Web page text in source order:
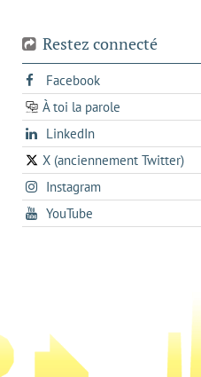
Restez connecté
Facebooks'ouvre
dans
un
onglet
À toi la parole
opens
in
a
new
tab
LinkedInopens
in
a
new
X (anciennement Twitter)
s'ouvre
dans
un
nouvel
Instagrams'ouvre
dans
un
YouTube
dans